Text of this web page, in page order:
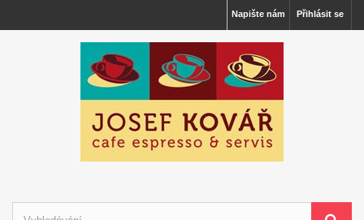
Přihlásit se
Napište nám